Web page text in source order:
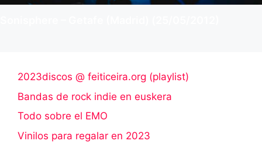
2023discos @ feiticeira.org (playlist)
Bandas de rock indie en euskera
Todo sobre el EMO
Vinilos para regalar en 2023